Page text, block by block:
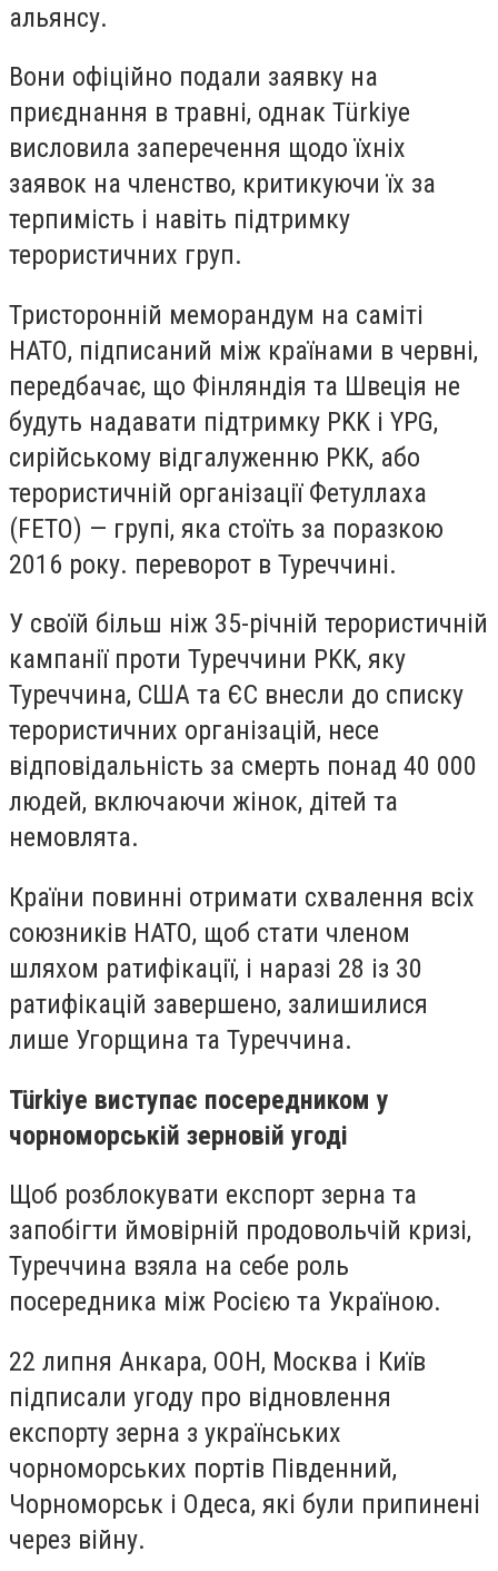
альянсу.
Вони офіційно подали заявку на
приєднання в травні, однак Türkiye
висловила заперечення щодо їхніх
заявок на членство, критикуючи їх за
терпимість і навіть підтримку
терористичних груп.
Тристоронній меморандум на саміті
НАТО, підписаний між країнами в червні,
передбачає, що Фінляндія та Швеція не
будуть надавати підтримку PKK і YPG,
сирійському відгалуженню PKK, або
терористичній організації Фетуллаха
(FETO) — групі, яка стоїть за поразкою
2016 року. переворот в Туреччині.
У своїй більш ніж 35-річній терористичній
кампанії проти Туреччини PKK, яку
Туреччина, США та ЄС внесли до списку
терористичних організацій, несе
відповідальність за смерть понад 40 000
людей, включаючи жінок, дітей та
немовлята.
Країни повинні отримати схвалення всіх
союзників НАТО, щоб стати членом
шляхом ратифікації, і наразі 28 із 30
ратифікацій завершено, залишилися
лише Угорщина та Туреччина.
Türkiye виступає посередником у
чорноморській зерновій угоді
Щоб розблокувати експорт зерна та
запобігти ймовірній продовольчій кризі,
Туреччина взяла на себе роль
посередника між Росією та Україною.
22 липня Анкара, ООН, Москва і Київ
підписали угоду про відновлення
експорту зерна з українських
чорноморських портів Південний,
Чорноморськ і Одеса, які були припинені
через війну.